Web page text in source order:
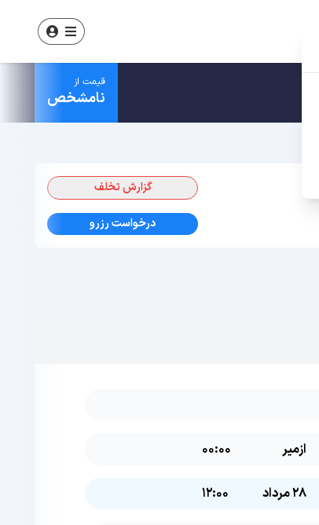
قیمت از
نامشخص
گزارش تخلف
درخواست رزرو
ازمیر 00:00
28 مرداد 12:00